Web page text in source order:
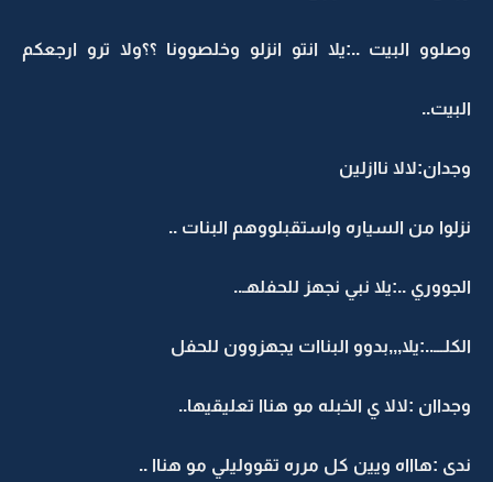
وصلوو البيت ..:يلا انتو انزلو وخلصوونا ؟؟ولا ترو ارجعكم
البيت..
وجدان:لالا ناازلين
نزلوا من السياره واستقبلووهم البنات ..
الجووري ..:يلا نبي نجهز للحفلهـ..
الكلـــ..:يلا,,,بدوو البناات يجهزوون للحفل
وجداان :لالا ي الخبله مو هناا تعليقيها..
ندى :هاااه ويين كل مرره تقووليلي مو هناا ..